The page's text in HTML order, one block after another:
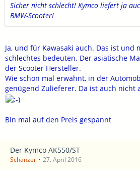
Sicher nicht schlecht! Kymco liefert ja
BMW-Scooter!
Ja, und für Kawasaki auch. Das ist und
schlechtes bedeuten. Der asiatische
der Scooter Hersteller.
Wie schon mal erwähnt, in der
genügend Zulieferer. Da ist auch nicht
Bin mal auf den Preis gespannt
Der Kymco AK550/ST
Schanzer 27. April 2016